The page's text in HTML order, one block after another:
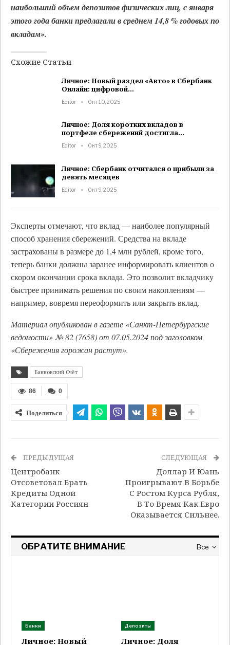
наибольший объем депозитов физических лиц, с января
этого года банки предлагали в среднем 14,8 % годовых по
вкладам».
Схожие Статьи
Личное: Новый раздел «Авто» в Сбербанк
Онлайн: цифровой…
Editor Окт 10, 2025
Личное: Доля коротких вкладов в
портфеле сбережений достигла…
Editor Окт 9, 2025
Личное: Сбербанк отчитался о прибыли за
девять месяцев
Editor Окт 9, 2025
Эксперты отмечают, что вклад — наиболее популярный
способ хранения сбережений. Средства на вкладе
застрахованы в размере до 1,4 млн рублей, кроме того,
теперь банки должны заранее информировать клиентов о
скором окончании срока вклада. Это позволит вкладчику
быстрее принимать решения по своим накоплениям —
например, вовремя переоформить или закрыть вклад.
Материал опубликован в газете «Санкт-Петербургские
ведомости» № 82 (7658) от 07.05.2024 под заголовком
«Сбережения горожан растут».
Банковский Счёт
0
86
Поделиться
ПРЕДЫДУЩАЯ
Центробанк
Отсоветовал Брать
Кредиты Одной
Категории Россиян
СЛЕДУЮЩАЯ
Доллар И Юань
Проигрывают В Борьбе
С Ростом Курса Рубля,
В То Время Как Евро
Оказывается Сильнее.
Все
ОБРАТИТЕ ВНИМАНИЕ
Банки
Личное: Новый
Депозиты
Личное: Доля